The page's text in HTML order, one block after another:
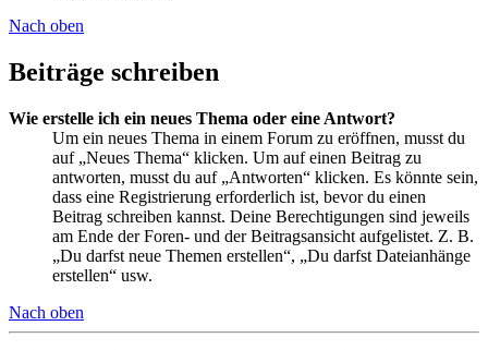
Nach oben
Beiträge schreiben
Wie erstelle ich ein neues Thema oder eine Antwort?
Um ein neues Thema in einem Forum zu eröffnen, musst du
auf „Neues Thema“ klicken. Um auf einen Beitrag zu
antworten, musst du auf „Antworten“ klicken. Es könnte sein,
dass eine Registrierung erforderlich ist, bevor du einen
Beitrag schreiben kannst. Deine Berechtigungen sind jeweils
am Ende der Foren- und der Beitragsansicht aufgelistet. Z. B.
„Du darfst neue Themen erstellen“, „Du darfst Dateianhänge
erstellen“ usw.
Nach oben